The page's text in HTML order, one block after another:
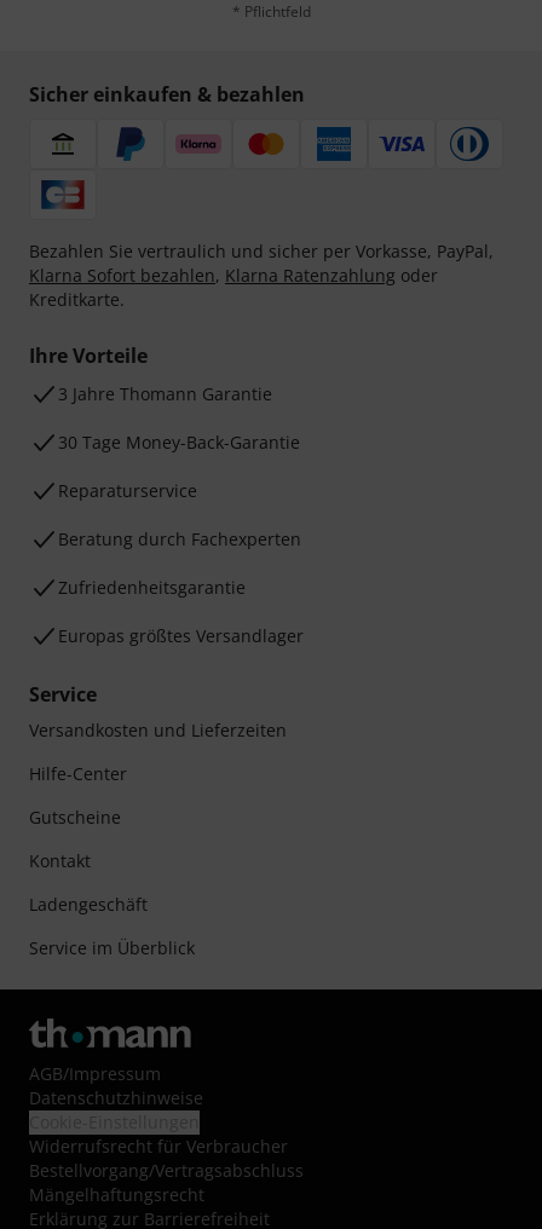
* Pflichtfeld
Sicher einkaufen & bezahlen
Bezahlen Sie vertraulich und sicher per Vorkasse, PayPal,
Klarna Sofort bezahlen, Klarna Ratenzahlung oder
Kreditkarte.
Ihre Vorteile
3 Jahre Thomann Garantie
30 Tage Money-Back-Garantie
Reparaturservice
Beratung durch Fachexperten
Zufriedenheitsgarantie
Europas größtes Versandlager
Service
Versandkosten und Lieferzeiten
Hilfe-Center
Gutscheine
Kontakt
Ladengeschäft
Service im Überblick
AGB/Impressum
Datenschutzhinweise
Widerrufsrecht für Verbraucher
Bestellvorgang/Vertragsabschluss
Mängelhaftungsrecht
Erklärung zur Barrierefreiheit